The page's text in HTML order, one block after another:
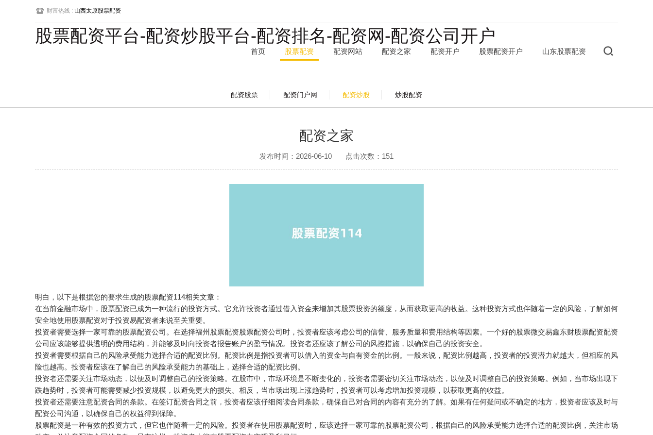
财富热线 : 山西太原股票配资
首页 股票配资 配资网站 配资之家 配资开户 股票配资开户 山东股票配资
股票配资平台-配资炒股平台-配资排名-配资网-配资公司开户
配资股票 配资门户网 配资炒股 炒股配资
配资之家
发布时间：2026-06-10 点击次数： 151
明白，以下是根据您的要求生成的股票配资114相关文章：
在当前金融市场中，股票配资已成为一种流行的投资方式。它允许投资者通过借入资金来增加其股票投资的额度，从而获取更高的收益。这种投资方式也伴随着一定的风险，了解如何
安全地使用股票配资对于投资易配资者来说至关重要。
投资者需要选择一家可靠的股票配资公司。在选择福州股票配资股票配资公司时，投资者应该考虑公司的信誉、服务质量和费用结构等因素。一个好的股票微交易鑫东财股票配资配资
公司应该能够提供透明的费用结构，并能够及时向投资者报告账户的盈亏情况。投资者还应该了解公司的风控措施，以确保自己的投资安全。
投资者需要根据自己的风险承受能力选择合适的配资比例。配资比例是指投资者可以借入的资金与自有资金的比例。一般来说，配资比例越高，投资者的投资潜力就越大，但相应的风
险也越高。投资者应该在了解自己的风险承受能力的基础上，选择合适的配资比例。
投资者还需要关注市场动态，以便及时调整自己的投资策略。在股市中，市场环境是不断变化的，投资者需要密切关注市场动态，以便及时调整自己的投资策略。例如，当市场出现下
跌趋势时，投资者可能需要减少投资规模，以避免更大的损失。相反，当市场出现上涨趋势时，投资者可以考虑增加投资规模，以获取更高的收益。
投资者还需要注意配资合同的条款。在签订配资合同之前，投资者应该仔细阅读合同条款，确保自己对合同的内容有充分的了解。如果有任何疑问或不确定的地方，投资者应该及时与
配资公司沟通，以确保自己的权益得到保障。
股票配资是一种有效的投资方式，但它也伴随着一定的风险。投资者在使用股票配资时，应该选择一家可靠的股票配资公司，根据自己的风险承受能力选择合适的配资比例，关注市场